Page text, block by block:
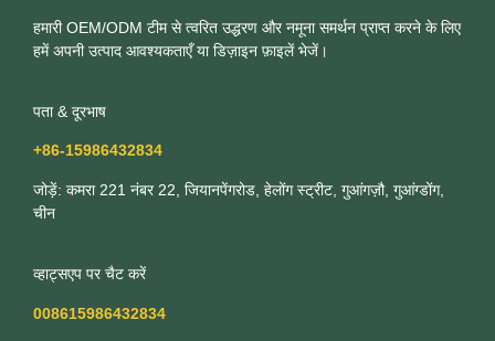
हमारी OEM/ODM टीम से त्वरित उद्धरण और नमूना समर्थन प्राप्त करने के लिए
हमें अपनी उत्पाद आवश्यकताएँ या डिज़ाइन फ़ाइलें भेजें।
पता & दूरभाष
+86-15986432834
जोड़ें: कमरा 221 नंबर 22, जियानपेंगरोड, हेलोंग स्ट्रीट, गुआंगज़ौ, गुआंग्डोंग,
चीन
व्हाट्सएप पर चैट करें
008615986432834